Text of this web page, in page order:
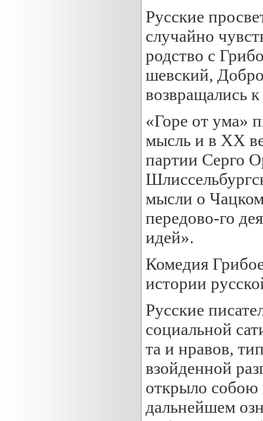
Русские
случайно
родство с
шевский,
возвращались
«Горе от ума»
мысль и в XX
партии Серго
мысли о
передово-го
идей».
Комедия
истории
Русские
социальной
та и нравов,
взойденной
открыло собою
дальнейшем